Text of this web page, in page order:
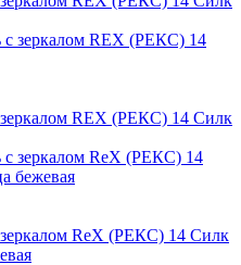
зеркалом REX (РЕКС) 14 Силк
зеркалом RеX (РЕКС) 14 Силк